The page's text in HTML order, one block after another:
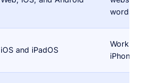
words.
iOS and iPadOS
Work
iPhone